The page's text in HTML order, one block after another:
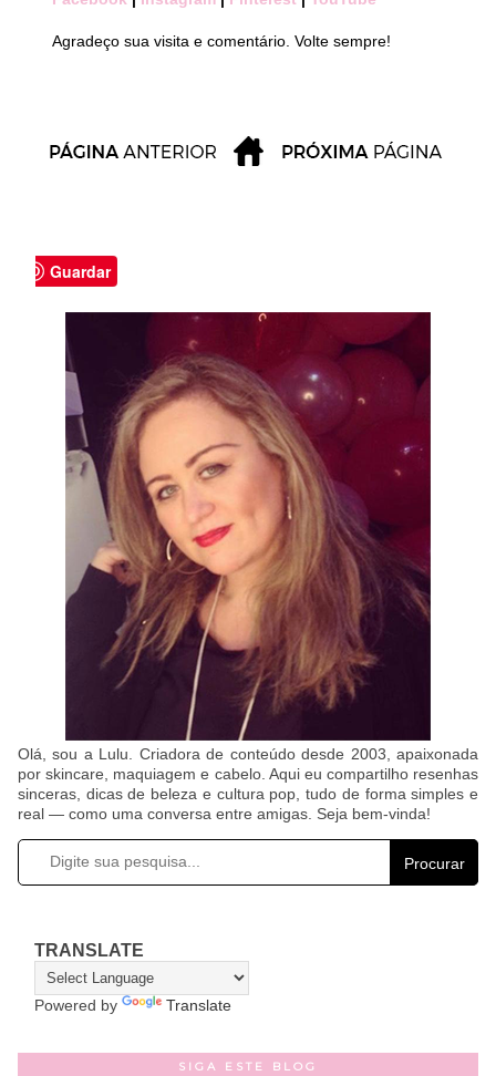
Agradeço sua visita e comentário. Volte sempre!
Guardar
Olá, sou a Lulu. Criadora de conteúdo desde 2003, apaixonada
por skincare, maquiagem e cabelo. Aqui eu compartilho resenhas
sinceras, dicas de beleza e cultura pop, tudo de forma simples e
real — como uma conversa entre amigas. Seja bem-vinda!
Procurar
TRANSLATE
Powered by Translate
SIGA ESTE BLOG